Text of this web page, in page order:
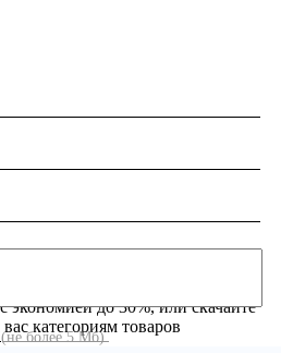
более 5 Мб)
экономией до 30%, или скачайте
категориям товаров